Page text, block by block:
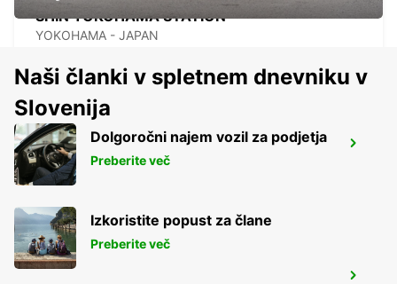
SHIN YOKOHAMA STATION
YOKOHAMA - JAPAN
TOKYO INTERNATIONAL AIRPORT
OTA KU - JAPAN
Naši članki v spletnem dnevniku v
Slovenija
Dolgoročni najem vozil za podjetja
Preberite več
Izkoristite popust za člane
Preberite več